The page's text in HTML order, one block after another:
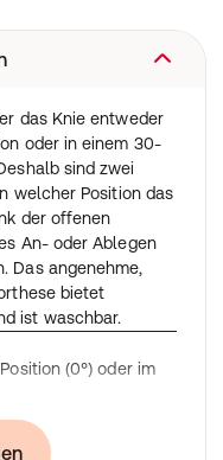
das Knie entweder
oder in einem 30-
sind zwei
welcher Position das
der offenen
An- oder Ablegen
Das angenehme,
bietet
ist waschbar.
(0°) oder im